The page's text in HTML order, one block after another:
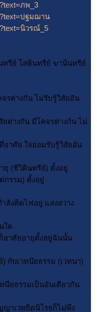
ภพ_3
ปฐมฌาน
นิวรณ์_5
โสตินทรีย์ ฆานินทรีย์
างกัน ไม่รับรู้วิสัยอัน
งกัน มีโคจรต่างกัน ไม่
อาศัย ใจย่อมรับรู้วิสัยอัน
ชีวิตินทรีย์) ตั้งอยู่
รม) ตั้งอยู่
ติดไฟอยู่ แสงสว่าง
ใด
ศัยอายุตั้งอยู่ฉันนั้น
เวทนียธรรม (เวทนา)
ธรรมเป็นอันเดียวกัน
ญาเวทยิตนิโรธก็ไม่พึง